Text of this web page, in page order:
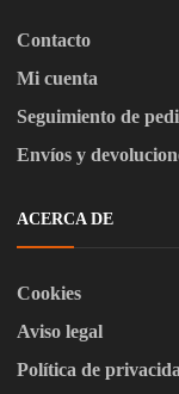
Contacto
Mi cuenta
Seguimiento de
Envíos y
ACERCA DE
Cookies
Aviso legal
Política de